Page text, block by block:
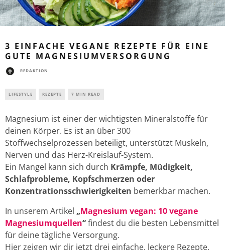
3 EINFACHE VEGANE REZEPTE FÜR EINE
GUTE MAGNESIUMVERSORGUNG
REDAKTION
LIFESTYLE REZEPTE 7 MIN READ
Magnesium ist einer der wichtigsten Mineralstoffe für
deinen Körper. Es ist an über 300
Stoffwechselprozessen beteiligt, unterstützt Muskeln,
Nerven und das Herz-Kreislauf-System.
Ein Mangel kann sich durch Krämpfe, Müdigkeit,
Schlafprobleme, Kopfschmerzen oder
Konzentrationsschwierigkeiten bemerkbar machen.
In unserem Artikel „Magnesium vegan: 10 vegane
Magnesiumquellen“findest du die besten Lebensmittel
für deine tägliche Versorgung.
Hier zeigen wir dir jetzt drei einfache, leckere Rezepte,